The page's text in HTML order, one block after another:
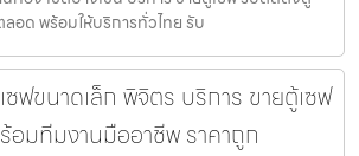
อด พร้อมให้บริการทั่วไทย รับ
ฟขนาดเล็ก พิจิตร บริการ ขายตู้เซฟ
อมทีมงานมืออาชีพ ราคาถูก